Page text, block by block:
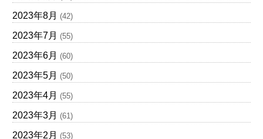
2023年8月 (42)
2023年7月 (55)
2023年6月 (60)
2023年5月 (50)
2023年4月 (55)
2023年3月 (61)
2023年2月 (53)